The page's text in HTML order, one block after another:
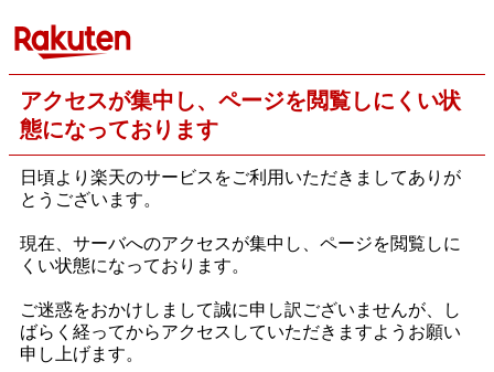
アクセスが集中し、ページを閲覧しにくい状
態になっております
日頃より楽天のサービスをご利用いただきましてありが
とうございます。
現在、サーバへのアクセスが集中し、ページを閲覧しに
くい状態になっております。
ご迷惑をおかけしまして誠に申し訳ございませんが、し
ばらく経ってからアクセスしていただきますようお願い
申し上げます。